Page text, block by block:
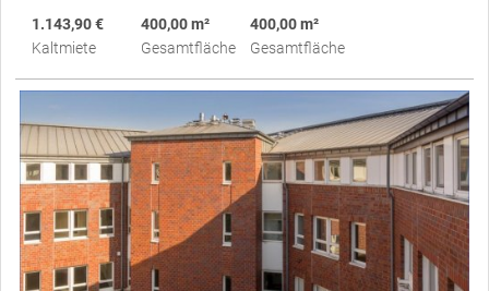
1.143,90 €
Kaltmiete
400,00 m²
Gesamtfläche
400,00 m²
Gesamtfläche